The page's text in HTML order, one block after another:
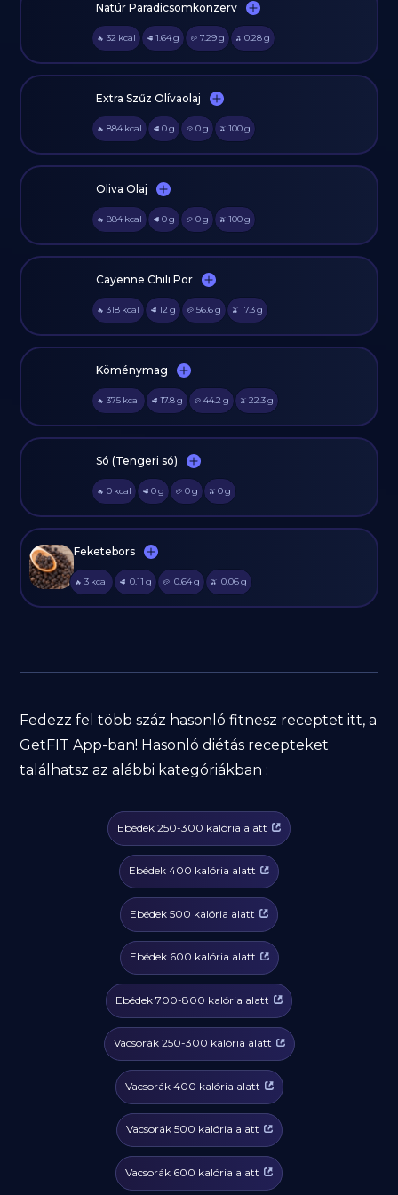
Natúr Paradicsomkonzerv
🔥 32 kcal 🥩 1.64g 🥔 7.29g 🫒 0.28g
Extra Szűz Olívaolaj
🔥 884 kcal 🥩 0g 🥔 0g 🫒 100g
Oliva Olaj
🔥 884 kcal 🥩 0g 🥔 0g 🫒 100g
Cayenne Chili Por
🔥 318 kcal 🥩 12 g 🥔 56.6g 🫒 17.3g
Köménymag
🔥 375 kcal 🥩 17.8g 🥔 44.2 g 🫒 22.3g
Só (Tengeri só)
🔥 0 kcal 🥩 0g 🥔 0g 🫒 0g
Feketebors
🔥 3 kcal 🥩 0.11 g 🥔 0.64g 🫒 0.06g
Fedezz fel több száz hasonló fitnesz receptet itt, a
GetFIT App-ban! Hasonló diétás recepteket
találhatsz az alábbi kategóriákban :
Ebédek 250-300 kalória alatt
Ebédek 400 kalória alatt
Ebédek 500 kalória alatt
Ebédek 600 kalória alatt
Ebédek 700-800 kalória alatt
Vacsorák 250-300 kalória alatt
Vacsorák 400 kalória alatt
Vacsorák 500 kalória alatt
Vacsorák 600 kalória alatt